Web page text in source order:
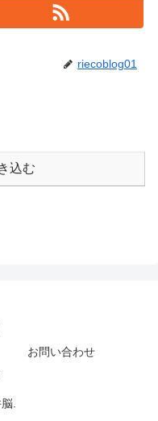
riecoblog01
込む
お問い合わせ
.